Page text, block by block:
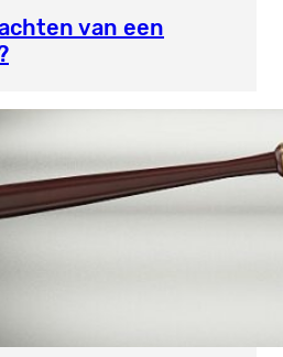
van een